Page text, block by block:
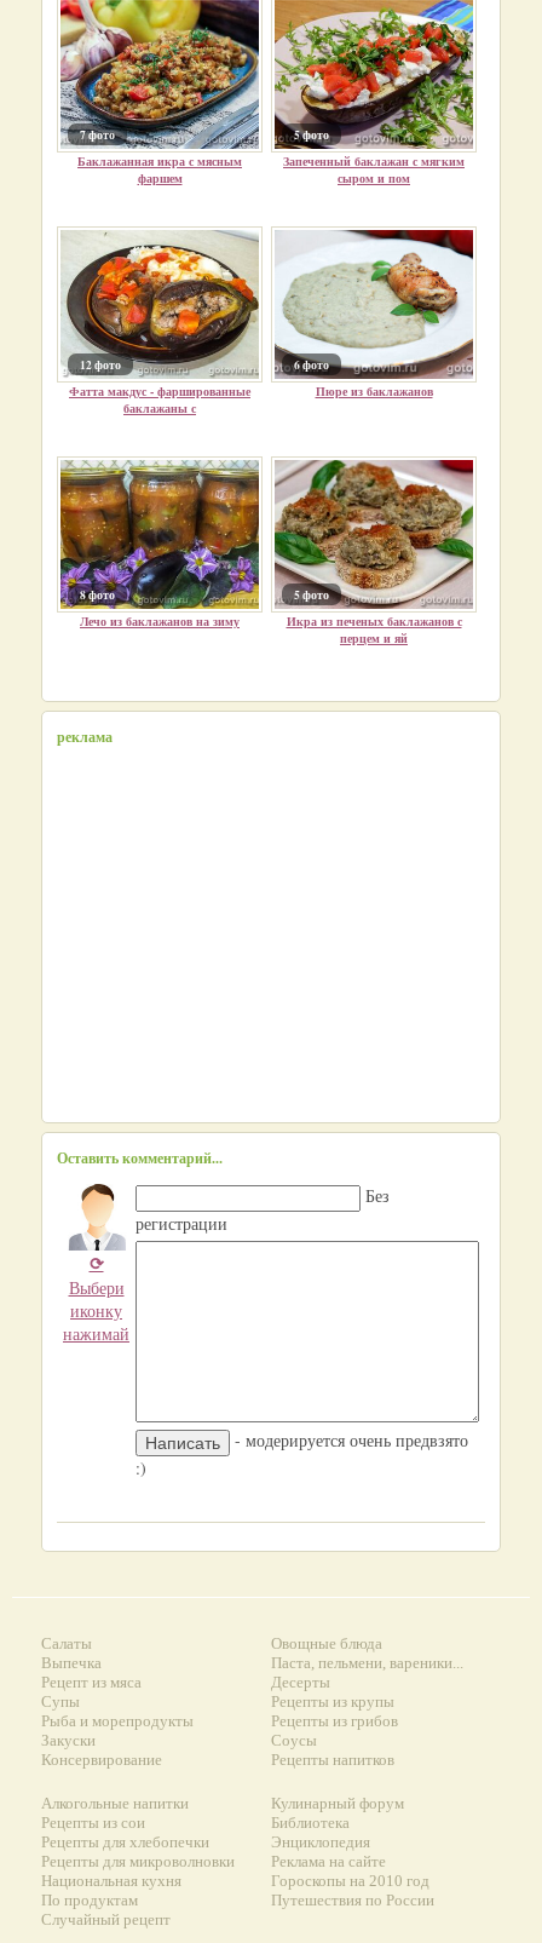
7 фото
Баклажанная икра с мясным
фаршем
5 фото
Запеченный баклажан с мягким
сыром и пом
12 фото
Фатта макдус - фаршированные
баклажаны с
6 фото
Пюре из баклажанов
8 фото
Лечо из баклажанов на зиму
5 фото
Икра из печеных баклажанов с
перцем и яй
реклама
Оставить комментарий...
⟳
Выбери
иконку
нажимай
Без
регистрации
- модерируется очень предвзято
:)
Салаты
Выпечка
Рецепт из мяса
Супы
Рыба и морепродукты
Закуски
Консервирование
Овощные блюда
Паста, пельмени, вареники...
Десерты
Рецепты из крупы
Рецепты из грибов
Соусы
Рецепты напитков
Алкогольные напитки
Рецепты из сои
Рецепты для хлебопечки
Рецепты для микроволновки
Национальная кухня
По продуктам
Случайный рецепт
Кулинарный форум
Библиотека
Энциклопедия
Реклама на сайте
Гороскопы на 2010 год
Путешествия по России